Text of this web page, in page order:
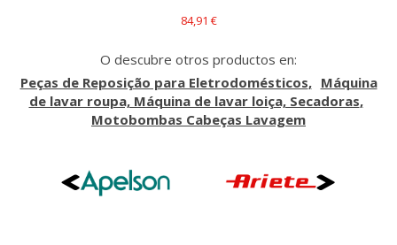
84,91 €
O descubre otros productos en:
Peças de Reposição para Eletrodomésticos
Máquina
de lavar roupa, Máquina de lavar loiça, Secadoras
Motobombas Cabeças Lavagem